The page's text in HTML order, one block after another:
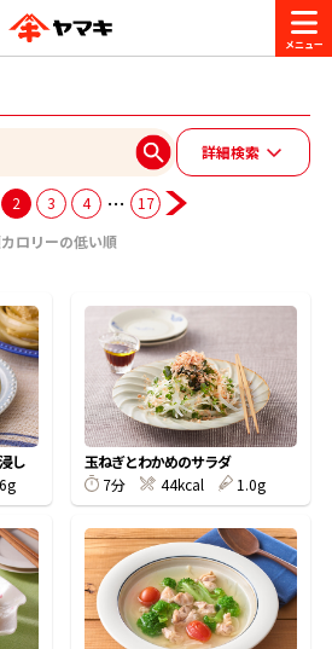
ヤマキ 割烹白だし
む
と知る
®
詳細検索
2 3 4 …
17
カロリーの低い順
し
玉ねぎとわかめのサラダ
7分
44kcal 1.0g